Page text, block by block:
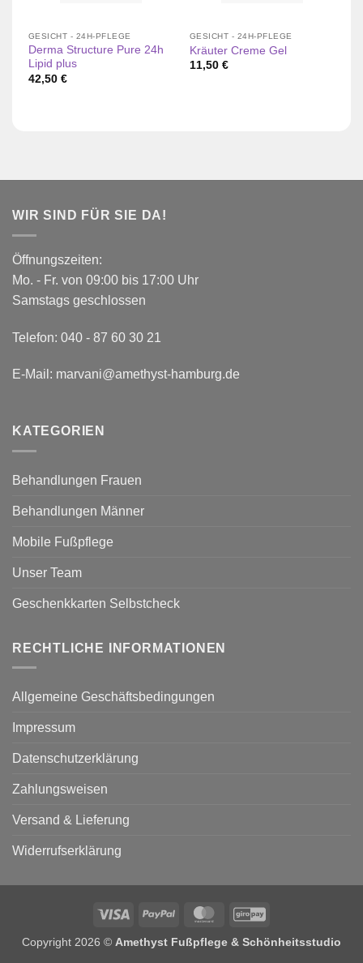
GESICHT - 24H-PFLEGE
Derma Structure Pure 24h
Lipid plus
42,50 €
GESICHT - 24H-PFLEGE
Kräuter Creme Gel
11,50 €
WIR SIND FÜR SIE DA!
Öffnungszeiten:
Mo. - Fr. von 09:00 bis 17:00 Uhr
Samstags geschlossen
Telefon: 040 - 87 60 30 21
E-Mail: marvani@amethyst-hamburg.de
KATEGORIEN
Behandlungen Frauen
Behandlungen Männer
Mobile Fußpflege
Unser Team
Geschenkkarten Selbstcheck
RECHTLICHE INFORMATIONEN
Allgemeine Geschäftsbedingungen
Impressum
Datenschutzerklärung
Zahlungsweisen
Versand & Lieferung
Widerrufserklärung
Visa PayPal MasterCardGiroPay
Copyright 2026 © Amethyst Fußpflege & Schönheitsstudio